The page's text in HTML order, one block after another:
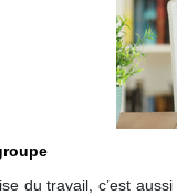
du travail, c’est